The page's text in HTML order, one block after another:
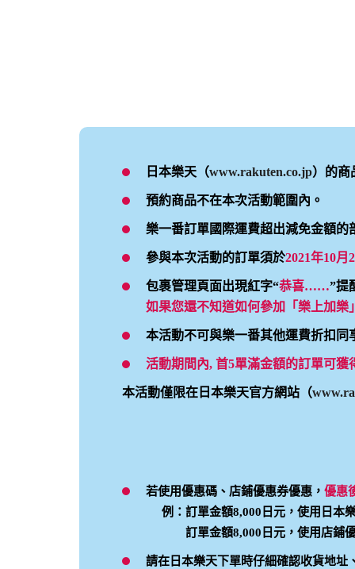
日本樂天（www.rakuten.co.jp）的商
預約商品不在本次活動範圍內。
樂一番訂單國際運費超出減免金額
參與本次活動的訂單須於2021年10月
包裹管理頁面出現紅字“恭喜……”提
如果您還不知道如何參加「樂上加樂
本活動不可與樂一番其他運費折扣同
活動期間內, 首5單滿金額的訂單可
本活動僅限在日本樂天官方網站（
若使用優惠碼、店鋪優惠券優惠， 優惠
例：訂單金額8,000日元，使用日本
訂單金額8,000日元，使用店鋪
請在日本樂天下單時仔細確認收貨地址